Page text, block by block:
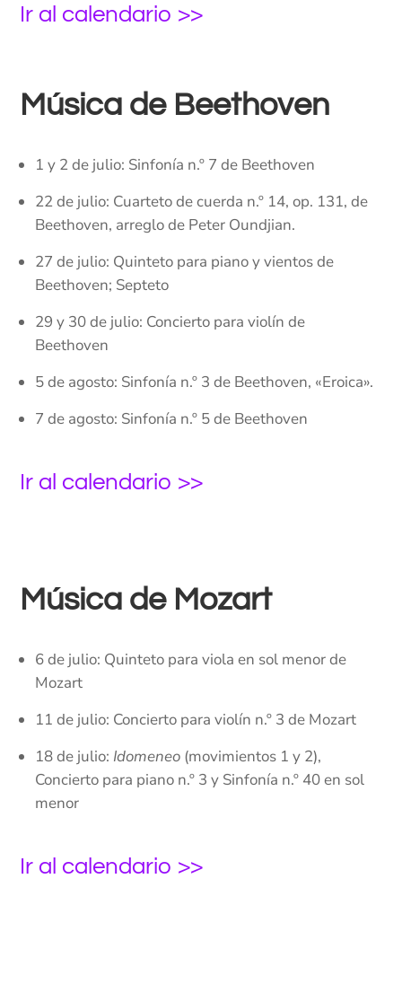
Ir al calendario >>
Música de Beethoven
1 y 2 de julio: Sinfonía n.º 7 de Beethoven
22 de julio: Cuarteto de cuerda n.º 14, op. 131, de
Beethoven, arreglo de Peter Oundjian.
27 de julio: Quinteto para piano y vientos de
Beethoven; Septeto
29 y 30 de julio: Concierto para violín de
Beethoven
5 de agosto: Sinfonía n.º 3 de Beethoven, «Eroica».
7 de agosto: Sinfonía n.º 5 de Beethoven
Ir al calendario >>
Música de Mozart
6 de julio: Quinteto para viola en sol menor de
Mozart
11 de julio: Concierto para violín n.º 3 de Mozart
18 de julio: Idomeneo (movimientos 1 y 2),
Concierto para piano n.º 3 y Sinfonía n.º 40 en sol
menor
Ir al calendario >>